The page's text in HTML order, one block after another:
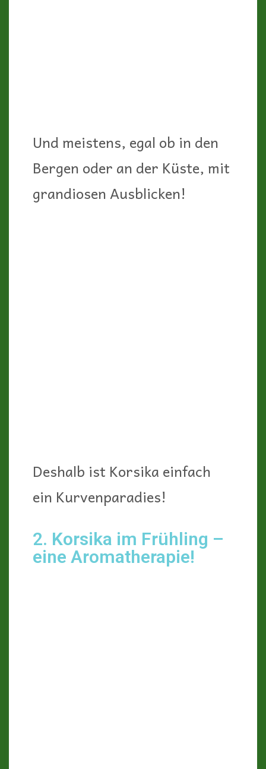
Und meistens, egal ob in den
Bergen oder an der Küste, mit
grandiosen Ausblicken!
Deshalb ist Korsika einfach
ein Kurvenparadies!
2. Korsika im Frühling –
eine Aromatherapie!